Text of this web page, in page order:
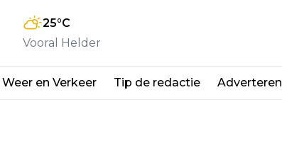
25°C
Vooral Helder
Weer en Verkeer Tip de redactie Adverteren